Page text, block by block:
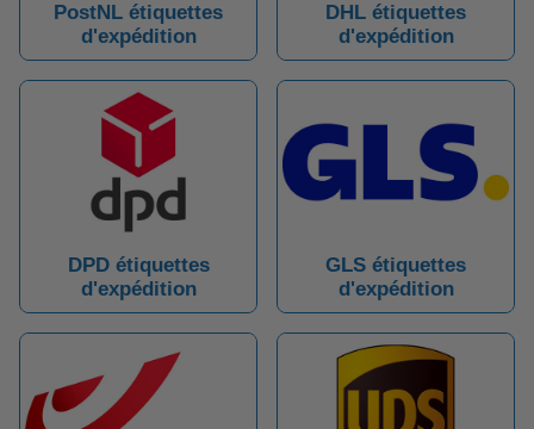
PostNL étiquettes
d'expédition
DHL étiquettes
d'expédition
DPD étiquettes
d'expédition
GLS étiquettes
d'expédition